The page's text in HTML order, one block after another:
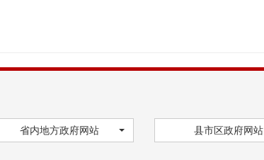
省内地方政府网站 县市区政府网站